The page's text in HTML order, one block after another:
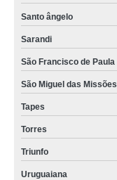
Santo ângelo
Sarandi
São Francisco de Paula
São Miguel das Missões
Tapes
Torres
Triunfo
Uruguaiana